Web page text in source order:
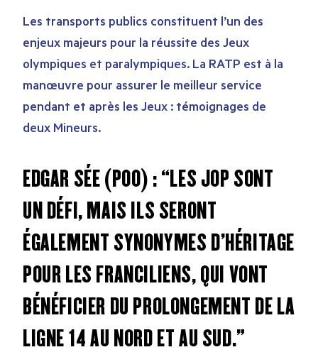
Les transports publics constituent l’un des
enjeux majeurs pour la réussite des Jeux
olympiques et paralympiques. La RATP est à la
manœuvre pour assurer le meilleur service
pendant et après les Jeux : témoignages de
deux Mineurs.
EDGAR SÉE (P00) : “LES JOP SONT
UN DÉFI, MAIS ILS SERONT
ÉGALEMENT SYNONYMES D’HÉRITAGE
POUR LES FRANCILIENS, QUI VONT
BÉNÉFICIER DU PROLONGEMENT DE LA
LIGNE 14 AU NORD ET AU SUD.”